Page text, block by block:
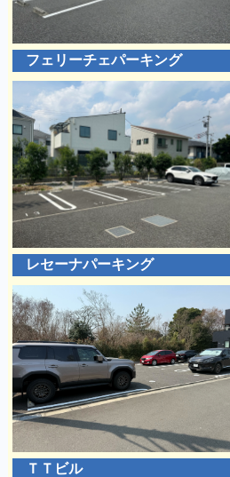
フェリーチェパーキング
レセーナパーキング
ＴＴビル